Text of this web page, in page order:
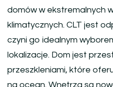
domów w ekstremalnych
klimatycznych. CLT jest
czyni go idealnym
lokalizacje. Dom jest
przeszkleniami, które
na ocean. Wnętrza są